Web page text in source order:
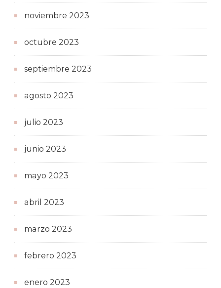
noviembre 2023
octubre 2023
septiembre 2023
agosto 2023
julio 2023
junio 2023
mayo 2023
abril 2023
marzo 2023
febrero 2023
enero 2023